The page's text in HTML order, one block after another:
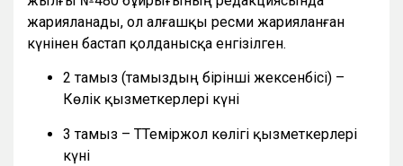
жарияланады, ол алғашқы ресми жарияланған
күнінен бастап қолданысқа енгізілген.
2 тамыз (тамыздың бірінші жексенбісі) –
Көлік қызметкерлері күні
3 тамыз – ТТеміржол көлігі қызметкерлері
күні